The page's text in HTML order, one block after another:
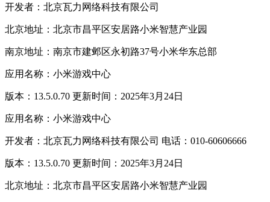
开发者：北京瓦力网络科技有限公司
北京地址：北京市昌平区安居路小米智慧产业园
南京地址：南京市建邺区永初路37号小米华东总部
应用名称：小米游戏中心
版本：13.5.0.70 更新时间：2025年3月24日
应用名称：小米游戏中心
开发者：北京瓦力网络科技有限公司 电话：010-60606666
版本：13.5.0.70 更新时间：2025年3月24日
北京地址：北京市昌平区安居路小米智慧产业园